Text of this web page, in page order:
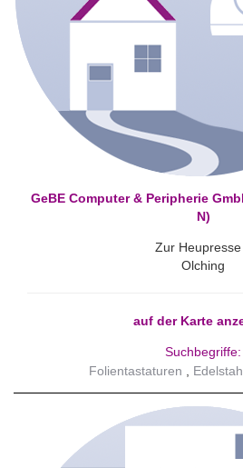
GeBE Computer & Peripherie
N)
Zur
Olching
auf der Karte
Suchbegriffe:
Folientastaturen